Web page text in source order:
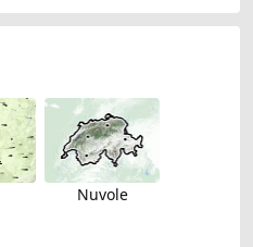
Nuvole